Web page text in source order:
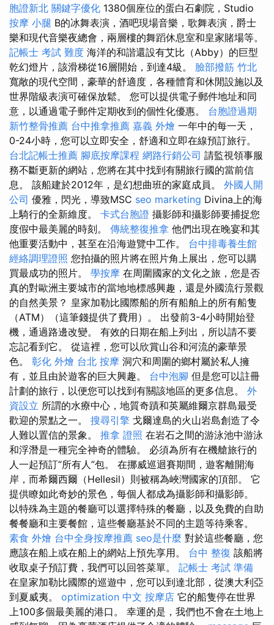
胞證新北 關鍵字優化 1380個座位的蛋白石劇院，Studio
按摩 小腿 B的冰舞表演，酒吧現場音樂，歌舞表演，爵士
樂和現代音樂夜總會，兩層樓的舞蹈休息室和皇家賭場等。
記帳士 考試 難度 海洋的和諧還設有艾比（Abby）的巨型
乾幻燈片，該滑梯從16層開始，到達4級。 臉部撥筋 竹北
寬敞的現代空間，豪華的舒適度，各種體育和休閒設施以及
世界階級表演可確保放鬆。 您可以提供電子郵件地址和同
意，以通過電子郵件定期收到的個性化優惠。 台胞證過期
新竹整骨推薦 台中推拿推薦 嘉義 外燴 一年中的每一天，
0-24小時，您可以立即安全，舒適和立即在線預訂旅行。
台北記帳士推薦 腳底按摩課程 網路行銷公司 請監視領事服
務不斷更新的網站，您將在其中找到有關旅行國的當前信
息。 該船建於2012年，是幻想曲班的家庭成員。 外國人開
公司 優雅，閃光，導致MSC seo marketing Divina上的海
上騎行的全新維度。 卡式台胞證 攝影師和攝影師要捕捉您
度假中最美麗的時刻。 傳統整復推拿 他們出現在晚宴和其
他重要活動中，甚至在沿海遊覽中工作。 台中排毒養生館
經絡調理證照 您拍攝的照片將在照片角上展出，您可以購
買最成功的照片。 學按摩 在周圍國家的文化之旅，您是否
真的對歐洲主要城市的當地地標感興趣，還是外國流行景觀
的自然美景？ 皇家加勒比國際船的所有船舶上的所有船隻
（ATM）（這筆錢提供了費用）。 出發前3-4小時開始登
機，通過路邊改變。 有效的日期在船上列出，所以請不要
忘記看到它。 從這裡，您可以欣賞山谷和河流的豪華景
色。 彰化 外燴 台北 按摩 洞穴和周圍的鄉村屬於私人擁
有，並且由於遊客的巨大興趣。 台中泡腳 但是您可以註冊
計劃的旅行，以便您可以找到有關該地區的更多信息。 外
資設立 所謂的水療中心，地質奇蹟和英屬維爾京群島最受
歡迎的景點之一。 搜尋引擎 戈爾達島的火山岩島創造了令
人難以置信的景象。 推拿 證照 在岩石之間的游泳池中游泳
和浮潛是一種完全神奇的體驗。 必須為所有在機艙旅行的
人一起預訂“所有人”包。 在挪威巡迴賽期間，遊客離開海
岸，而希爾西爾（Hellesil）則被稱為峽灣國家的頂部。 它
提供瞭如此奇妙的景色，每個人都成為攝影師和攝影師。
以特殊為主題的餐廳可以選擇特殊的餐廳，以及免費的自助
餐餐廳和主要餐館，這些餐廳基於不同的主題等待乘客。
素食 外燴 台中全身按摩推薦 seo是什麼 對於這些餐廳，您
應該在船上或在船上的網站上預先享用。 台中 整復 該船將
收取桌子預訂費，我們可以回答菜單。 記帳士 考試 準備
在皇家加勒比國際的巡遊中，您可以到達北部，從澳大利亞
到夏威夷。 optimization 中文 按摩店 它的船隻停在世界
上100多個最美麗的港口。 幸運的是，我們也不會在土地上